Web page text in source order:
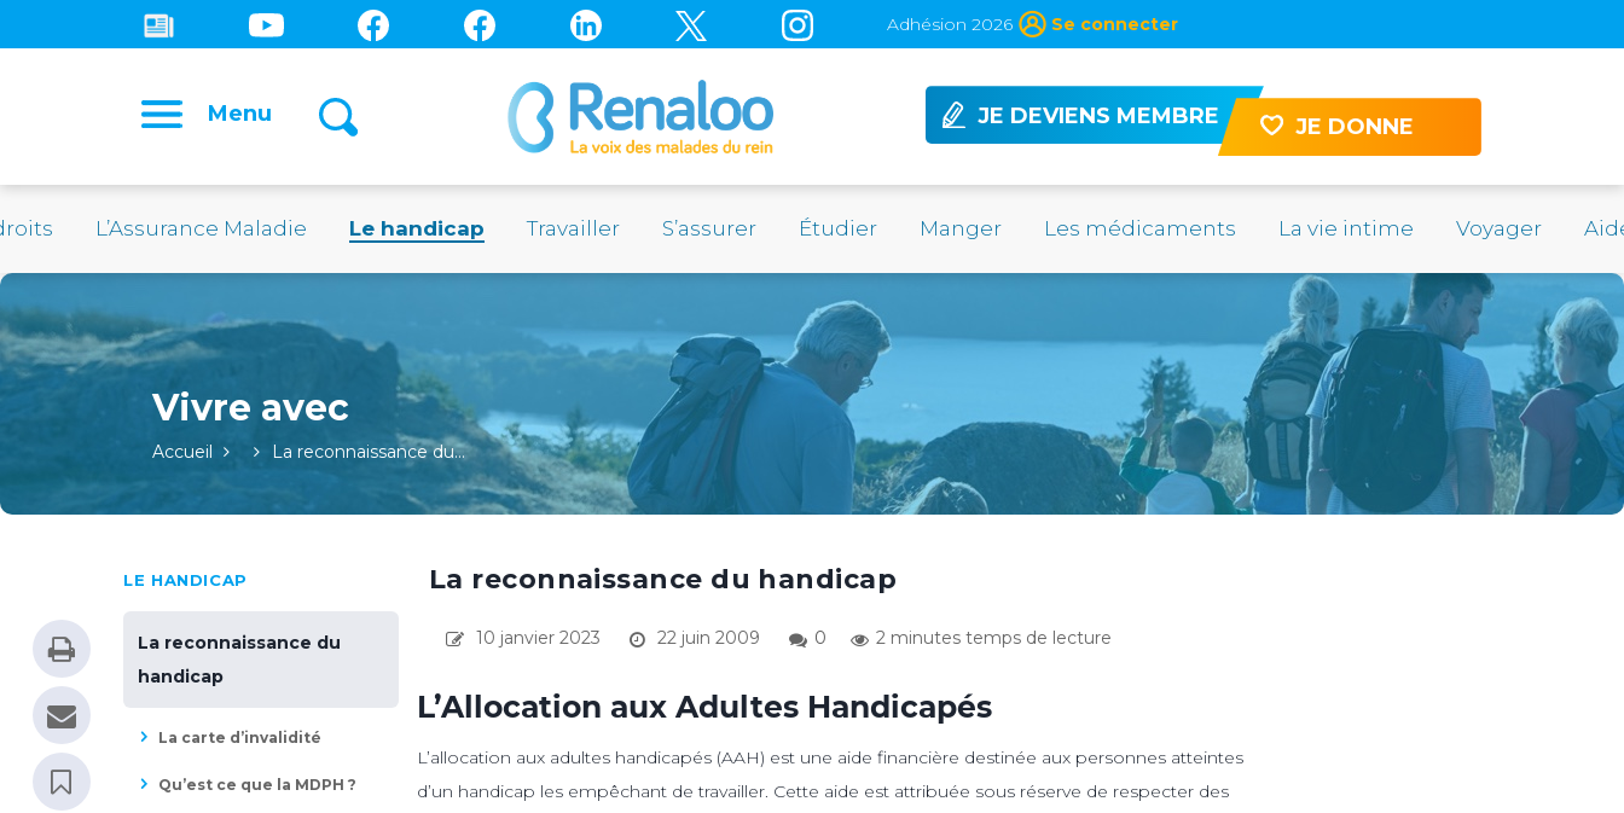
Adhésion 2026 Se connecter
Menu JE DEVIENS MEMBRE JE DONNE
L’Assurance Maladie Le handicap Travailler S’assurer Étudier Manger Les médicaments La vie intime Voyager
Accueil La reconnaissance du…
LE HANDICAP
La reconnaissance du
handicap
La carte d’invalidité
Qu’est ce que la MDPH ?
La reconnaissance du handicap
10 janvier 2023 22 juin 2009 0 2 minutes temps de lecture
L’Allocation aux Adultes Handicapés
L’allocation aux adultes handicapés (AAH) est une aide financière destinée aux personnes atteintes
d’un handicap les empêchant de travailler. Cette aide est attribuée sous réserve de respecter des